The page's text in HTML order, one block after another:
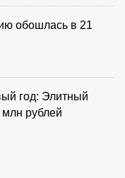
обошлась в 21
год: Элитный
млн рублей